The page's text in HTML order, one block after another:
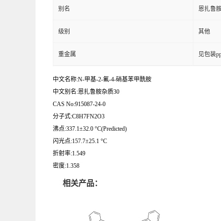
别名 恩扎鲁
级别 其他
重金属 见包装
中文名称:N-甲基-2-氟-4-硝基苯甲酰胺
中文别名:恩扎鲁胺杂质30
CAS No:915087-24-0
分子式:C8H7FN2O3
沸点:337.1±32.0 °C(Predicted)
闪光点:157.7±25.1 °C
折射率:1.549
密度:1.358
相关产品：